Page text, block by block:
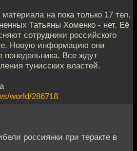
материала на пока только 17 тел.
Татьяны Хоменко - нет. Её
сотрудники российского
Новую информацию они
Все ждут
тунисских властей.
world/286718
россиянки при теракте в